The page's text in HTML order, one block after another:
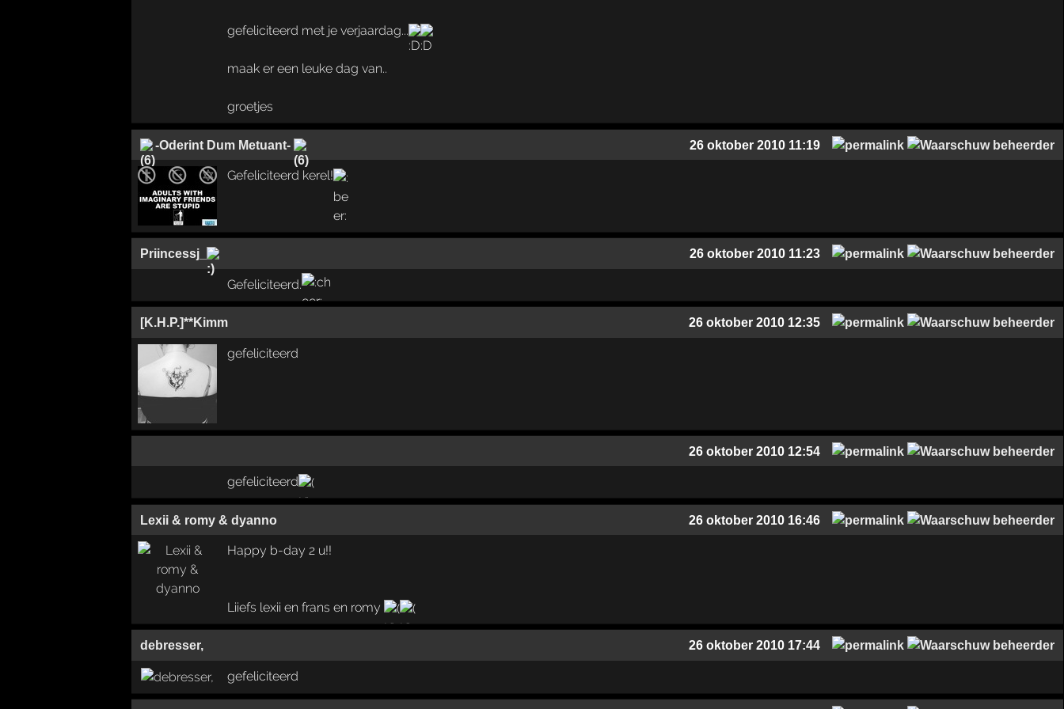
gefeliciteerd met je verjaardag...
maak er een leuke dag van..
groetjes
-Oderint Dum Metuant- 26 oktober 2010 11:19
Gefeliciteerd kerel!
Priincessj_ 26 oktober 2010 11:23
Gefeliciteerd.
[K.H.P.]**Kimm 26 oktober 2010 12:35
gefeliciteerd
26 oktober 2010 12:54
gefeliciteerd
Lexii & romy & dyanno 26 oktober 2010 16:46
Happy b-day 2 u!!
Liiefs lexii en frans en romy
debresser, 26 oktober 2010 17:44
gefeliciteerd